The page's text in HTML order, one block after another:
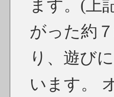
ます。(上
がった約
り、遊び
います。